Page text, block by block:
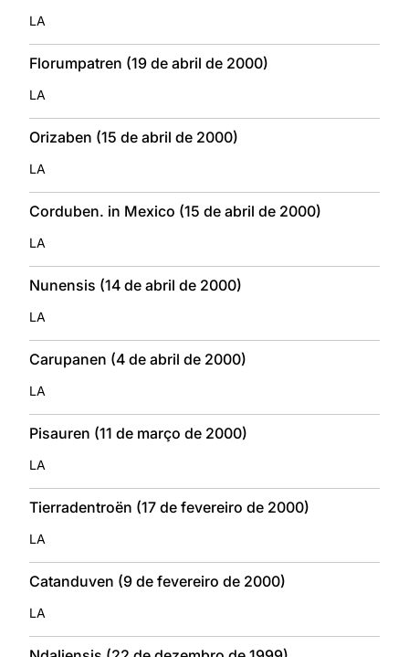
LA
Florumpatren (19 de abril de 2000)
LA
Orizaben (15 de abril de 2000)
LA
Corduben. in Mexico (15 de abril de 2000)
LA
Nunensis (14 de abril de 2000)
LA
Carupanen (4 de abril de 2000)
LA
Pisauren (11 de março de 2000)
LA
Tierradentroën (17 de fevereiro de 2000)
LA
Catanduven (9 de fevereiro de 2000)
LA